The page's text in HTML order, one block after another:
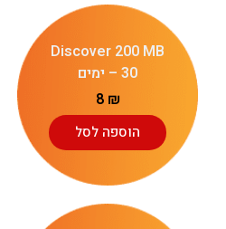
Discover 200 MB
– 30 ימים
8 ₪
הוספה לסל